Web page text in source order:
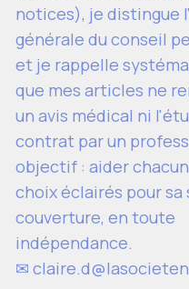
notices), je distingue
générale du conseil
et je rappelle
que mes articles ne
un avis médical ni
contrat par un
objectif : aider
choix éclairés pour sa
couverture, en toute
indépendance.
✉